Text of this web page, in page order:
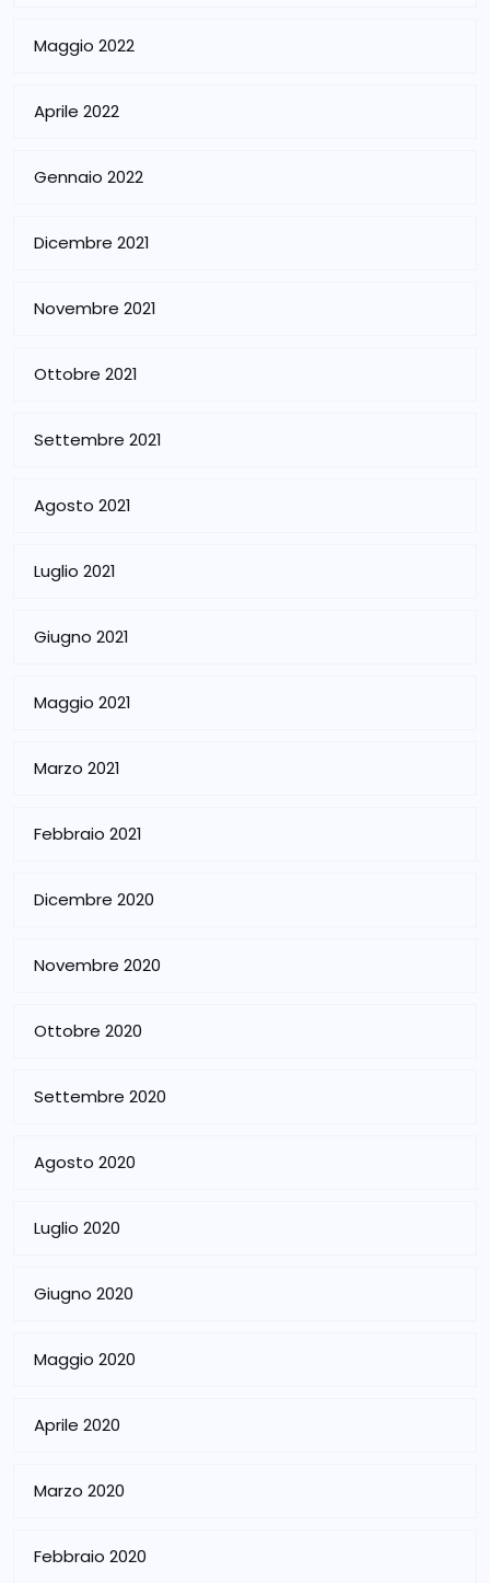
Maggio 2022
Aprile 2022
Gennaio 2022
Dicembre 2021
Novembre 2021
Ottobre 2021
Settembre 2021
Agosto 2021
Luglio 2021
Giugno 2021
Maggio 2021
Marzo 2021
Febbraio 2021
Dicembre 2020
Novembre 2020
Ottobre 2020
Settembre 2020
Agosto 2020
Luglio 2020
Giugno 2020
Maggio 2020
Aprile 2020
Marzo 2020
Febbraio 2020